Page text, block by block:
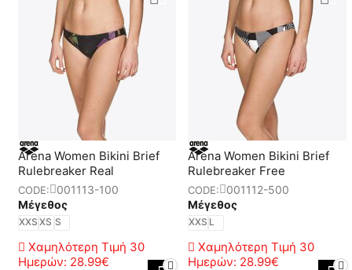
Αrena Women Bikini Brief
Rulebreaker Real
CODE:
001113-100
Μέγεθος
XXS XS S
Χαμηλότερη Τιμή 30
Ημερών: 28.99€
Arena Women Bikini Brief
Rulebreaker Free
CODE:
001112-500
Μέγεθος
XXS L
Χαμηλότερη Τιμή 30
Ημερών: 28.99€